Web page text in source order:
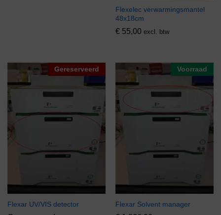
Flexelec verwarmingsmantel
48x18cm
€ 55,00 excl. btw
Gereserveerd
Flexar UV/VIS detector
Voorraad
Flexar Solvent manager